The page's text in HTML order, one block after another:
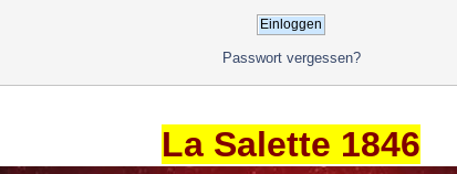
Passwort vergessen?
La Salette 1846